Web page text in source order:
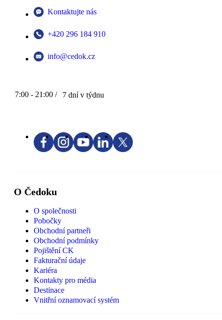
Kontaktujte nás
+420 296 184 910
info@cedok.cz
7:00 - 21:00 / 7 dní v týdnu
O Čedoku
O společnosti
Pobočky
Obchodní partneři
Obchodní podmínky
Pojištění CK
Fakturační údaje
Kariéra
Kontakty pro média
Destinace
Vnitřní oznamovací systém